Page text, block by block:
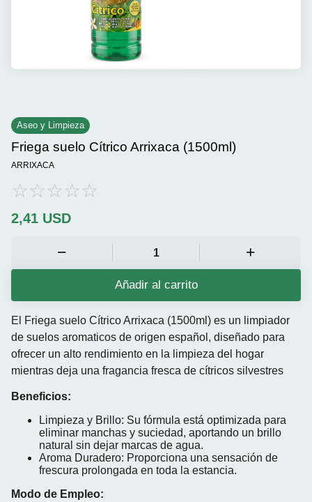
Aseo y Limpieza
Friega suelo Cítrico Arrixaca (1500ml)
ARRIXACA
2,41 USD
Añadir al carrito
El Friega suelo Cítrico Arrixaca (1500ml) es un limpiador
de suelos aromaticos de origen español, diseñado para
ofrecer un alto rendimiento en la limpieza del hogar
mientras deja una fragancia fresca de cítricos silvestres
Beneficios:
Limpieza y Brillo: Su fórmula está optimizada para
eliminar manchas y suciedad, aportando un brillo
natural sin dejar marcas de agua.
Aroma Duradero: Proporciona una sensación de
frescura prolongada en toda la estancia.
Modo de Empleo: